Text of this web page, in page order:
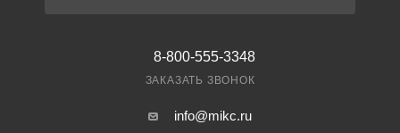
8-800-555-3348
ЗАКАЗАТЬ ЗВОНОК
info@mikc.ru